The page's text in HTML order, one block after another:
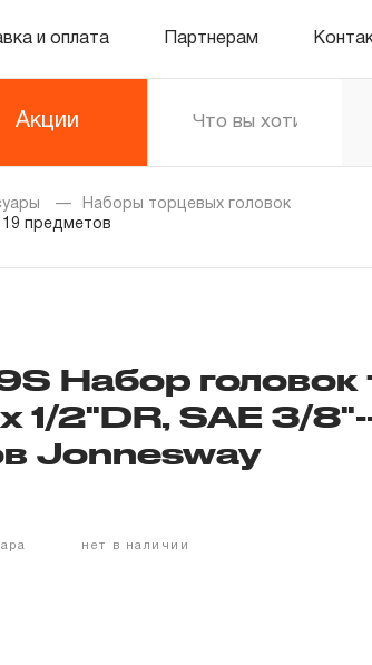
и оплата Партнерам
Акции
Итого
Наборы торцевых головок
предметов
Набор головок
2"DR, SAE 3/8"--
Jonnesway
нет в наличии